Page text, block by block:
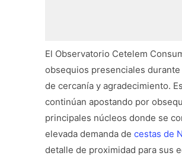
El Observatorio Cetelem
obsequios presenciales
de cercanía y agradecimiento.
continúan apostando por
principales núcleos donde se
elevada demanda de cestas de
detalle de proximidad para sus